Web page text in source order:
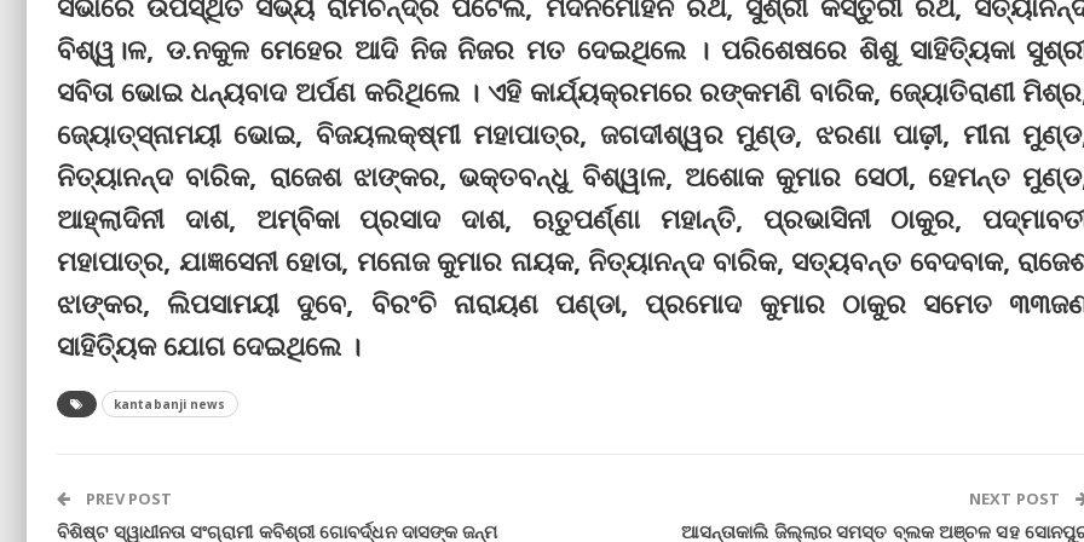
ବିଶ୍ୱ।ଳ, ଡ.ନକୁଳ ମେହେର ଆଦି ନିଜ ନିଜର ମତ ଦେଇଥିଲେ । ପରିଶେଷରେ ଶିଶୁ ସାହିତ୍ୟିକା
ସବିତା ଭୋଇ ଧନ୍ୟବାଦ ଅର୍ପଣ କରିଥିଲେ । ଏହି କାର୍ଯ୍ୟକ୍ରମରେ ରଙ୍କମଣି ବାରିକ, ଜ୍ୟୋତିରାଣୀ
ଜ୍ୟୋତ୍ସ୍ନାମୟୀ ଭୋଇ, ବିଜୟଲକ୍ଷ୍ମୀ ମହାପାତ୍ର, ଜଗଦୀଶ୍ୱର ମୁଣ୍ଡ, ଝରଣା ପାଢ଼ୀ, ମୀନା
ନିତ୍ୟାନନ୍ଦ ବାରିକ, ରାଜେଶ ଝାଙ୍କର, ଭକ୍ତବନ୍ଧୁ ବିଶ୍ୱାଳ, ଅଶୋକ କୁମାର ସେଠୀ, ହେମନ୍ତ
ଆହ୍ଲାଦିନୀ ଦାଶ, ଅମ୍ବିକା ପ୍ରସାଦ ଦାଶ, ଋତୁପର୍ଣ୍ଣା ମହାନ୍ତି, ପ୍ରଭାସିନୀ ଠାକୁର,
ମହାପାତ୍ର, ଯାଜ୍ଞସେନୀ ହୋତା, ମନୋଜ କୁମାର ନାୟକ, ନିତ୍ୟାନନ୍ଦ ବାରିକ, ସତ୍ୟବନ୍ତ ବେଦବାକ,
ଝାଙ୍କର, ଲିପସାମୟୀ ଦୁବେ, ବିରଂଚି ନାରାୟଣ ପଣ୍ଡା, ପ୍ରମୋଦ କୁମାର ଠାକୁର ସମେତ
ସାହିତ୍ୟିକ ଯୋଗ ଦେଇଥିଲେ ।
kantabanji news
PREV POST
ବିଶିଷ୍ଟ ସ୍ୱାଧୀନତା ସଂଗ୍ରାମୀ କବିଶ୍ରୀ ଗୋବର୍ଦ୍ଧନ ଦାସଙ୍କ ଜନ୍ମ
NEXT POST
ଆସନ୍ତାକାଲି ଜିଲ୍ଲାର ସମସ୍ତ ବ୍ଲକ ଅଞ୍ଚଳ ସହ